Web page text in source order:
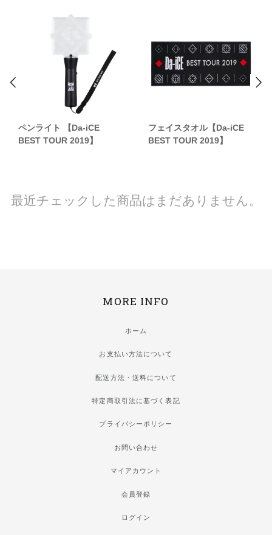
ペンライト 【Da-iCE
BEST TOUR 2019】
フェイスタオル【Da-iCE
BEST TOUR 2019】
最近チェックした商品はまだありません。
MORE INFO
ホーム
お支払い方法について
配送方法・送料について
特定商取引法に基づく表記
プライバシーポリシー
お問い合わせ
マイアカウント
会員登録
ログイン